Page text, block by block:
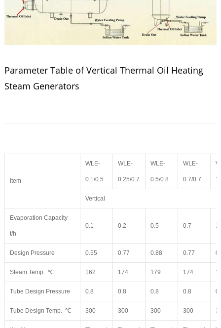
Parameter Table of Vertical Thermal Oil Heating
Steam Generators
Item
WLE-
0.1/0.5
WLE-
0.25/0.7
WLE-
0.5/0.8
WLE-
0.7/0.7
Vertical
Evaporation Capacity
t/h
0.1 0.2 0.5 0.7 1
Design Pressure 0.55 0.77 0.88 0.77
Steam Temp. ℃ 162 174 179 174
Tube Design Pressure 0.8 0.8 0.8 0.8
Tube Design Temp. ℃ 300 300 300 300